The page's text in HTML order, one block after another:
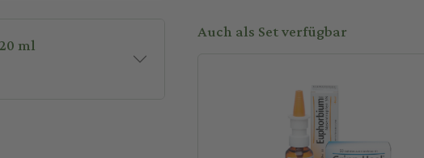
kommen. In diesen
Auch eine vorübergehende
pro Nasenloch.
Auch als Set verfügbar